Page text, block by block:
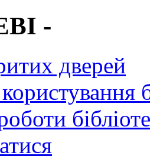
-
дверей